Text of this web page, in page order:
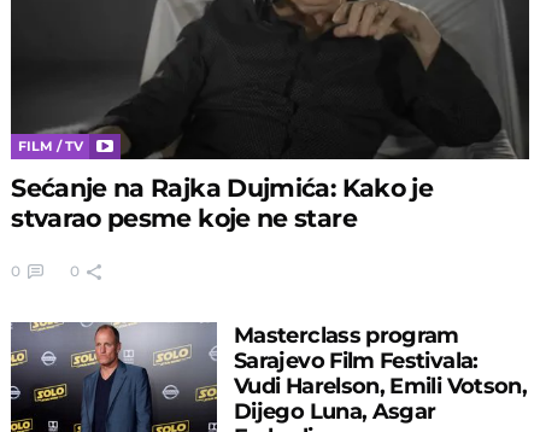
FILM / TV
Sećanje na Rajka Dujmića: Kako je
stvarao pesme koje ne stare
0 0
Masterclass program
Sarajevo Film Festivala:
Vudi Harelson, Emili Votson,
Dijego Luna, Asgar